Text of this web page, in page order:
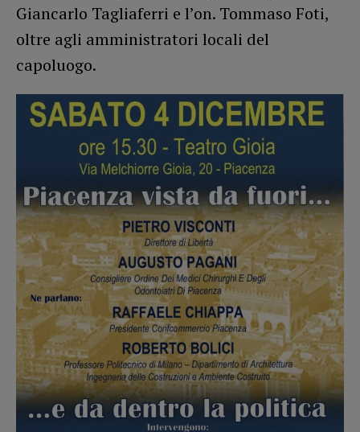
Giancarlo Tagliaferri e l’on. Tommaso Foti,
oltre agli amministratori locali del
capoluogo.